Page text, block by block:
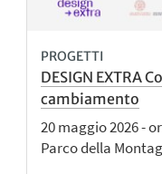
PROGETTI
DESIGN EXTRA
cambiamento
20 maggio 2026 -
Parco della